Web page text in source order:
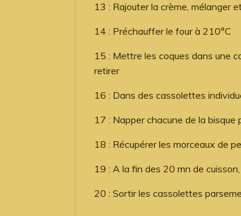
13 : Rajouter la crème, mélanger
14 : Préchauffer le four à 210°C
15 : Mettre les coques dans une
retirer
16 : Dans des cassolettes
17 : Napper chacune de la
18 : Récupérer les morceaux de
19 : A la fin des 20 mn de
20 : Sortir les cassolettes